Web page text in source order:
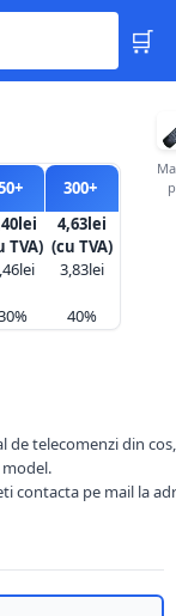
🛒
300+
TVA)
4,63lei
(cu TVA)
3,83lei
40%
de telecomenzi din cos,
contacta pe mail la